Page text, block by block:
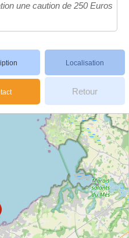
une caution de 250 Euros
Localisation
Retour